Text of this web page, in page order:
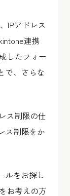
IPアドレス
連携
したフォー
で、さらな
ス制限の仕
ス制限をか
ルをお探し
お考えの方